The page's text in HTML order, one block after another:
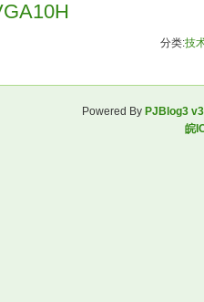
分类:技
Powered By PJBlog3
皖